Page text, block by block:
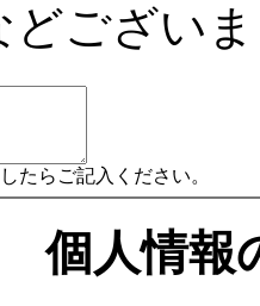
どござい
たらご記入ください。
個人情報